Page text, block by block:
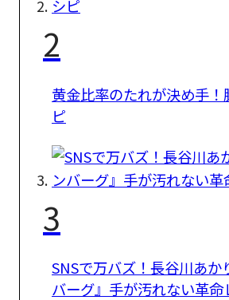
2
黄金比率のたれが決め手
ピ
3
SNSで万バズ！長谷川あ
バーグ』手が汚れない革命